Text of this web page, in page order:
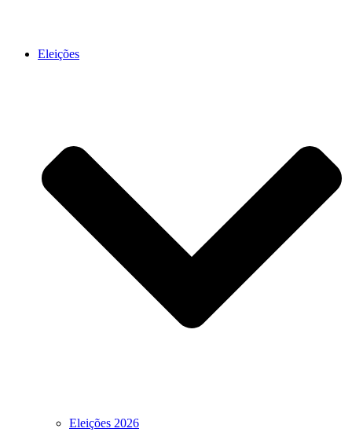
Eleições
Eleições 2026